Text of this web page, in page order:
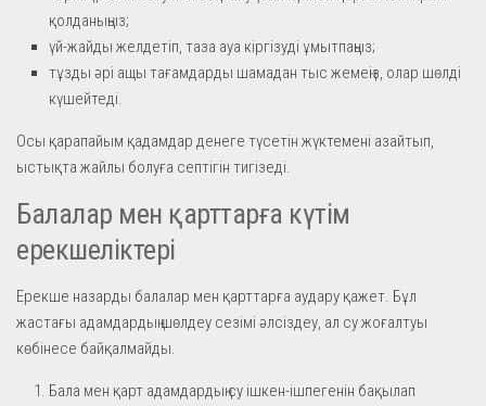
қолданыңыз;
үй-жайды желдетіп, таза ауа кіргізуді ұмытпаңыз;
тұзды әрі ащы тағамдарды шамадан тыс жемеңіз, олар шөлді
күшейтеді.
Осы қарапайым қадамдар денеге түсетін жүктемені азайтып,
ыстықта жайлы болуға септігін тигізеді.
Балалар мен қарттарға күтім
ерекшеліктері
Ерекше назарды балалар мен қарттарға аудару қажет. Бұл
жастағы адамдардың шөлдеу сезімі әлсіздеу, ал су жоғалтуы
көбінесе байқалмайды.
Бала мен қарт адамдардың су ішкен-ішпегенін бақылап